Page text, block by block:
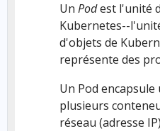
Un Podest l'unité
Kubernetes--
d'objets de
représente des
Un Pod
plusieurs
réseau (adresse